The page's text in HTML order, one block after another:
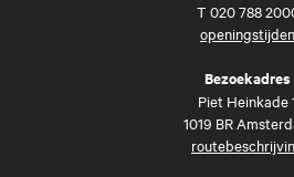
T 020 788
openingstijden
Bezoekadres
Piet Heinkade
1019 BR